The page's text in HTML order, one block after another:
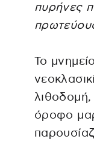
πυρήνες
Το
όροφο